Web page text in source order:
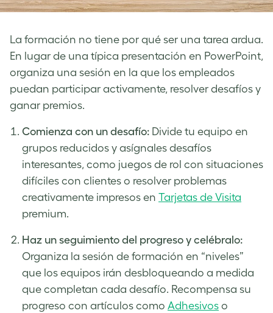
La formación no tiene por qué ser una tarea ardua.
En lugar de una típica presentación en PowerPoint,
organiza una sesión en la que los empleados
puedan participar activamente, resolver desafíos y
ganar premios.
Comienza con un desafío: Divide tu equipo en
grupos reducidos y asígnales desafíos
interesantes, como juegos de rol con situaciones
difíciles con clientes o resolver problemas
creativamente impresos en Tarjetas de Visita
premium.
Haz un seguimiento del progreso y celébralo:
Organiza la sesión de formación en “niveles”
que los equipos irán desbloqueando a medida
que completan cada desafío. Recompensa su
progreso con artículos como Adhesivos o